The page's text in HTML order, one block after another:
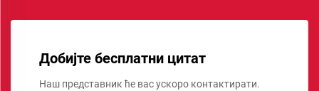
Добијте бесплатни цитат
Наш представник ће вас ускоро контактирати.